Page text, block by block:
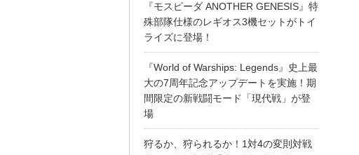
『モスピーダ ANOTHER GENESIS』特
殊部隊仕様のレギオス3機セットがトイ
ライズに登場！
『World of Warships: Legends』史上最
大の7周年記念アップデートを実施！期
間限定の新戦闘モード「現代戦」が登
場
狩るか、狩られるか！1対4の変則対戦